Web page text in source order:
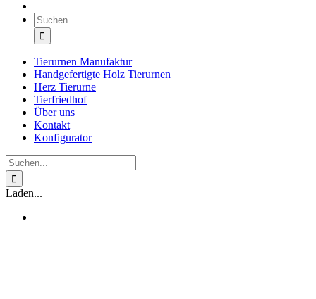
Suche
nach:
Tierurnen Manufaktur
Handgefertigte Holz Tierurnen
Herz Tierurne
Tierfriedhof
Über uns
Kontakt
Konfigurator
Suche
nach:
Laden...